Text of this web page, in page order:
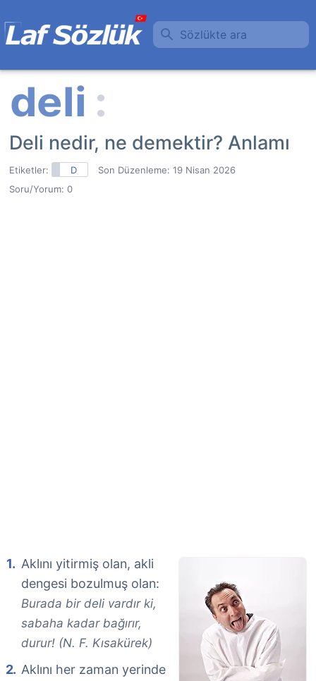
Sözlükte ara
Deli nedir, ne demektir? Anlamı
Etiketler: D Son Düzenleme: 19 Nisan 2026
Soru/Yorum: 0
Aklını yitirmiş olan, akli
dengesi bozulmuş olan:
Burada bir deli vardır ki,
sabaha kadar bağırır,
durur! (N. F. Kısakürek)
Aklını her zaman yerinde